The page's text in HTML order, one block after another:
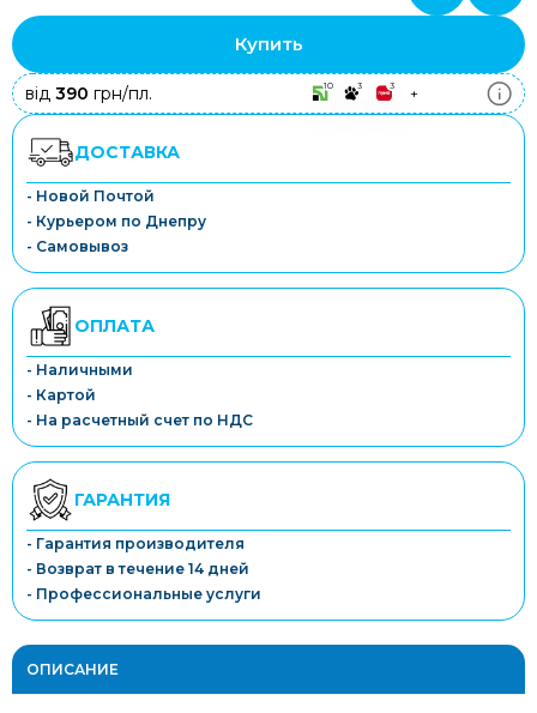
Купить
від 390 грн/пл. 10 3 3 +
ДОСТАВКА
- Новой Почтой
- Курьером по Днепру
- Самовывоз
ОПЛАТА
- Наличными
- Картой
- На расчетный счет по НДС
ГАРАНТИЯ
- Гарантия производителя
- Возврат в течение 14 дней
- Профессиональные услуги
ОПИСАНИЕ